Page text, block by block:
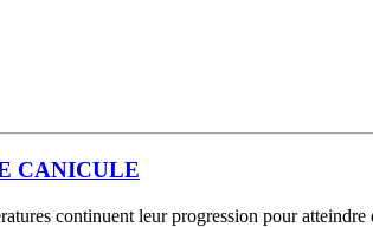
CANICULE
continuent leur progression pour